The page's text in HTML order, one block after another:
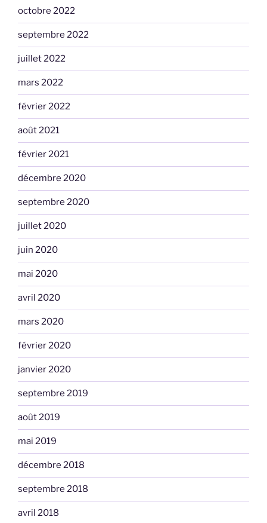
octobre 2022
septembre 2022
juillet 2022
mars 2022
février 2022
août 2021
février 2021
décembre 2020
septembre 2020
juillet 2020
juin 2020
mai 2020
avril 2020
mars 2020
février 2020
janvier 2020
septembre 2019
août 2019
mai 2019
décembre 2018
septembre 2018
avril 2018